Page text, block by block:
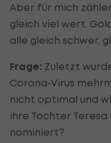
Aber für mich
gleich viel wert.
alle gleich schwer,
Frage: Zuletzt
Corona-Virus
nicht optimal und
ihre Tochter
nominiert?